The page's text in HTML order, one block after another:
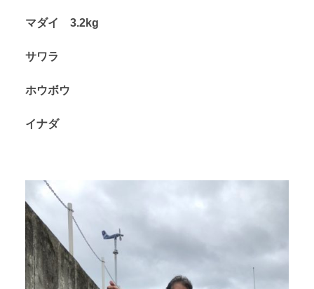
マダイ 3.2kg
サワラ
ホウボウ
イナダ